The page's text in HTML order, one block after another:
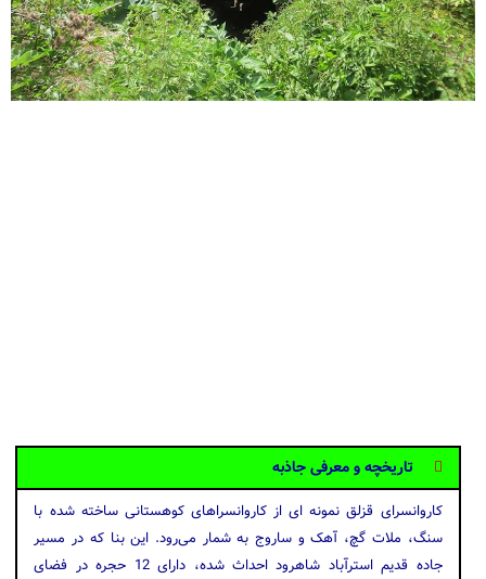
تاریخچه و معرفی جاذبه
کاروانسرای قزلق نمونه ای از کاروانسراهای کوهستانی ساخته شده با
سنگ، ملات گچ، آهک و ساروج به ‌شمار می‌رود. این بنا که در مسیر
جاده قدیم استرآباد شاهرود احداث شده، دارای 12 حجره در فضای